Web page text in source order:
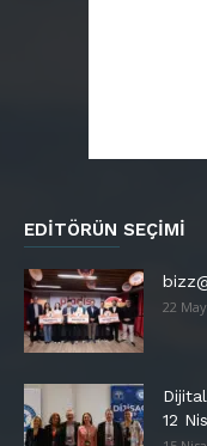
EDITÖRÜN SEÇIMI
22
12